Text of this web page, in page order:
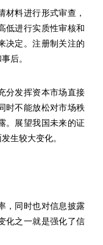
材料进行形式审查，
低进行实质性审核和
决定。注册制关注的
后。
分发挥资本市场直接
时不能放松对市场秩
。展望我国未来的证
生较大变化。
，同时也对信息披露
化之一就是强化了信